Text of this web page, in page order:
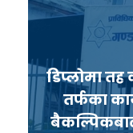
डिप्लोमा तह
तर्फका